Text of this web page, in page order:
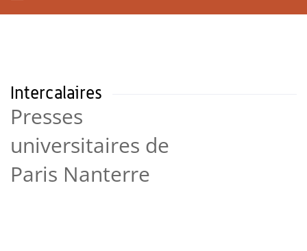
Intercalaires
Presses
universitaires de
Paris Nanterre